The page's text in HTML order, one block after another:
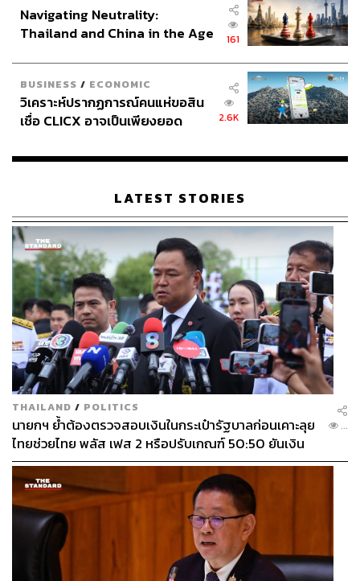
Navigating Neutrality:
Thailand and China in the Age
161
BUSINESS / ECONOMIC
วิเคราะห์ปรากฏการณ์คนแห่ขอสิน
เชื่อ CLICX อาจเป็นเพียงยอด
เรือนไทยที่ถูกซุกไว้
2.6K
LATEST STORIES
THAILAND / POLITICS
นายกฯ ย้ำต้องตรวจสอบเงินในกระเป๋ารัฐบาลก่อนเคาะลุย
ไทยช่วยไทย พลัส เฟส 2 หรือปรับเกณฑ์ 50:50 ยันเงิน
คงคลังรัฐบาลแข็งแรง
...